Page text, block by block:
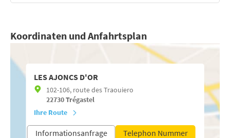
Koordinaten und Anfahrtsplan
LES AJONCS D'OR
102-106, route des Traouiero
22730Trégastel
Ihre Route
Informationsanfrage Telephon Nummer